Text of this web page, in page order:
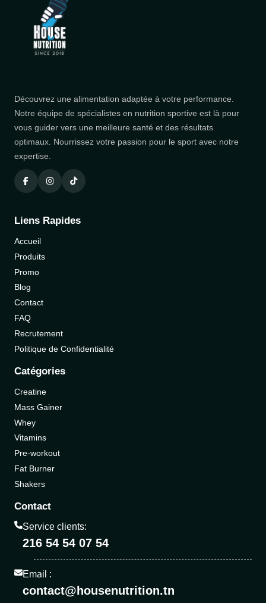
Découvrez une alimentation adaptée à votre performance.
Notre équipe de spécialistes en nutrition sportive est là pour
vous guider vers une meilleure santé et des résultats
optimaux. Nourrissez votre passion pour le sport avec notre
expertise.
Liens Rapides
Accueil
Produits
Promo
Blog
Contact
FAQ
Recrutement
Politique de Confidentialité
Catégories
Creatine
Mass Gainer
Whey
Vitamins
Pre-workout
Fat Burner
Shakers
Contact
Service clients:
216 54 54 07 54
Email :
contact@housenutrition.tn